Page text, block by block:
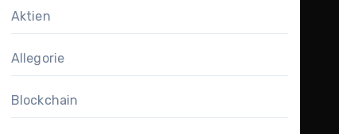
Aktien
Allegorie
Blockchain